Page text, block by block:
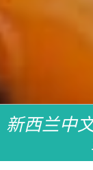
新西兰中